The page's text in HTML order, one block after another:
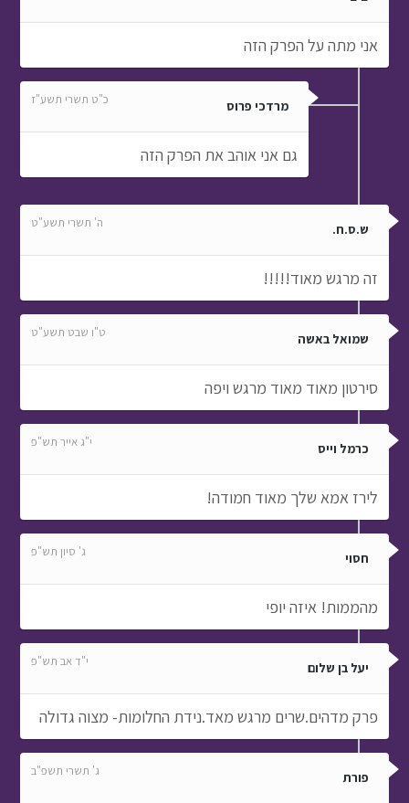
אני מתה על הפרק הזה
מרדכי פרוס כ"ט תשרי תשע"ז
גם אני אוהב את הפרק הזה
ש.ס.ח. ה' תשרי תשע"ט
זה מרגש מאוד!!!!!
שמואל באשה ט"ו שבט תשע"ט
סירטון מאוד מאוד מרגש ויפה
כרמל וייס י"ג אייר תש"פ
לירז אמא שלך מאוד חמודה!
חסוי ג' סיון תש"פ
מהממות! איזה יופי
יעל בן שלום י"ד אב תש"פ
פרק מדהים.שרים מרגש מאד.נידת החלומות- מצוה גדולה
פורת ג' תשרי תשפ"ב